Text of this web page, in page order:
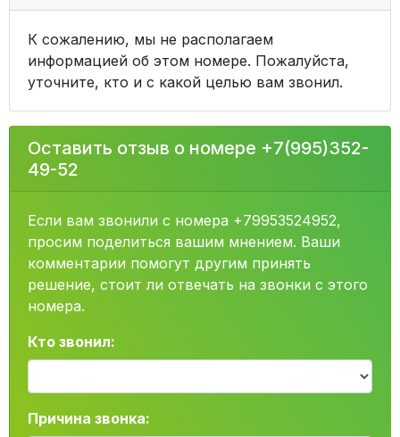
К сожалению, мы не располагаем
информацией об этом номере. Пожалуйста,
уточните, кто и с какой целью вам звонил.
Оставить отзыв о номере +7(995)352-
49-52
Если вам звонили с номера +79953524952,
просим поделиться вашим мнением. Ваши
комментарии помогут другим принять
решение, стоит ли отвечать на звонки с этого
номера.
Кто звонил:
Причина звонка: